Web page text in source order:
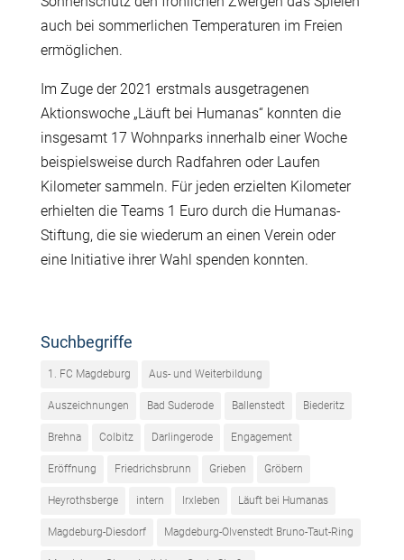
auch bei sommerlichen Temperaturen im Freien
ermöglichen.
Im Zuge der 2021 erstmals ausgetragenen
Aktionswoche „Läuft bei Humanas“ konnten die
insgesamt 17 Wohnparks innerhalb einer Woche
beispielsweise durch Radfahren oder Laufen
Kilometer sammeln. Für jeden erzielten Kilometer
erhielten die Teams 1 Euro durch die Humanas-
Stiftung, die sie wiederum an einen Verein oder
eine Initiative ihrer Wahl spenden konnten.
Suchbegriffe
1. FC Magdeburg Aus- und Weiterbildung
Auszeichnungen Bad Suderode Ballenstedt Biederitz
Brehna Colbitz Darlingerode Engagement
Eröffnung Friedrichsbrunn Grieben Gröbern
Heyrothsberge intern Irxleben Läuft bei Humanas
Magdeburg-Diesdorf Magdeburg-Olvenstedt Bruno-Taut-Ring